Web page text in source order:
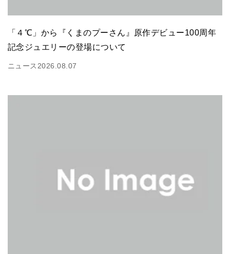
「４℃」から『くまのプーさん』原作デビュー100周年
記念ジュエリーの登場について
ニュース2026.08.07